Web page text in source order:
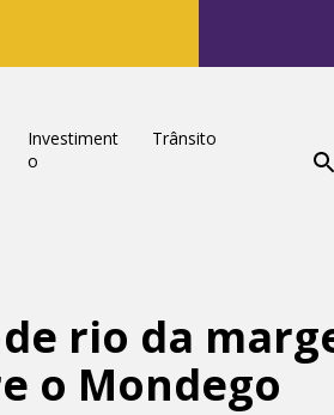
Investiment
o
Trânsito
Enviar
rio da
o Mondego